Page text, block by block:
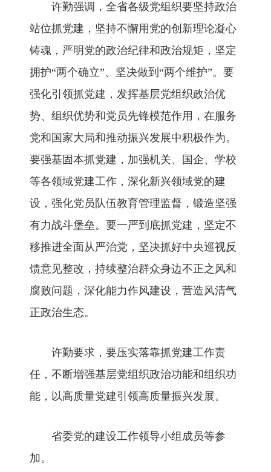
许勤强调，全省各级党组织要坚持政治
站位抓党建，坚持不懈用党的创新理论凝心
铸魂，严明党的政治纪律和政治规矩，坚定
拥护“两个确立”、坚决做到“两个维护”。要
强化引领抓党建，发挥基层党组织政治优
势、组织优势和党员先锋模范作用，在服务
党和国家大局和推动振兴发展中积极作为。
要强基固本抓党建，加强机关、国企、学校
等各领域党建工作，深化新兴领域党的建
设，强化党员队伍教育管理监督，锻造坚强
有力战斗堡垒。要一严到底抓党建，坚定不
移推进全面从严治党，坚决抓好中央巡视反
馈意见整改，持续整治群众身边不正之风和
腐败问题，深化能力作风建设，营造风清气
正政治生态。
许勤要求，要压实落靠抓党建工作责
任，不断增强基层党组织政治功能和组织功
能，以高质量党建引领高质量振兴发展。
省委党的建设工作领导小组成员等参
加。